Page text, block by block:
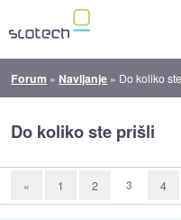
Forum » Navijanje » Do koliko
Do koliko ste prišli
« 1 2 3 4